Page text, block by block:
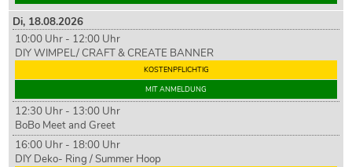
Di, 18.08.2026
10:00 Uhr - 12:00 Uhr
DIY WIMPEL/ CRAFT & CREATE BANNER
KOSTENPFLICHTIG
MIT ANMELDUNG
12:30 Uhr - 13:00 Uhr
BoBo Meet and Greet
16:00 Uhr - 18:00 Uhr
DIY Deko- Ring / Summer Hoop